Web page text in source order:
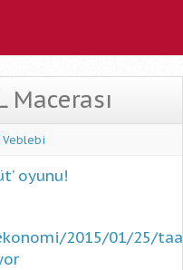
Macerası
Veblebi
oyunu!
2015/01/25/